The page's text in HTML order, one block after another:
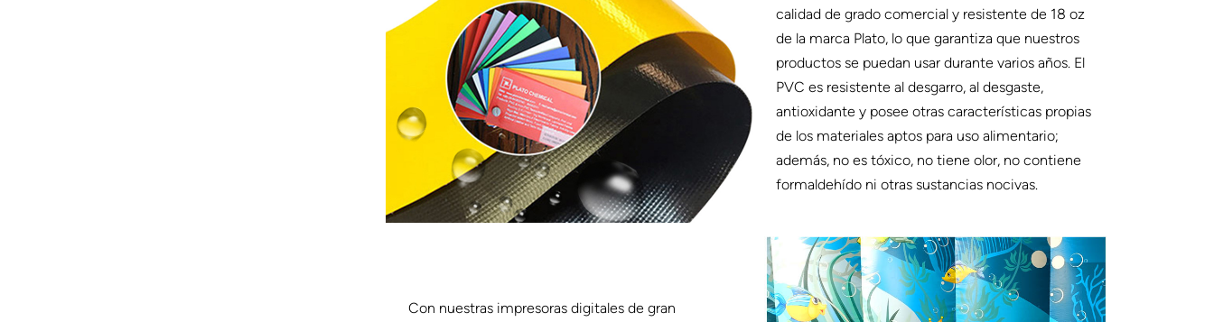
calidad de grado comercial y resistente de 18 oz
de la marca Plato, lo que garantiza que nuestros
productos se puedan usar durante varios años. El
PVC es resistente al desgarro, al desgaste,
antioxidante y posee otras características propias
de los materiales aptos para uso alimentario;
además, no es tóxico, no tiene olor, no contiene
formaldehído ni otras sustancias nocivas.
Con nuestras impresoras digitales de gran